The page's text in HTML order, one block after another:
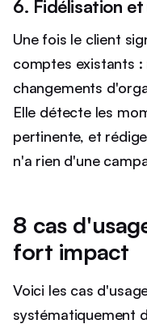
6. Fidélisation et
Une fois le client
comptes existants
changements
Elle détecte les
pertinente, et
n'a rien d'une
8 cas
fort impact
Voici les cas
systématiquement